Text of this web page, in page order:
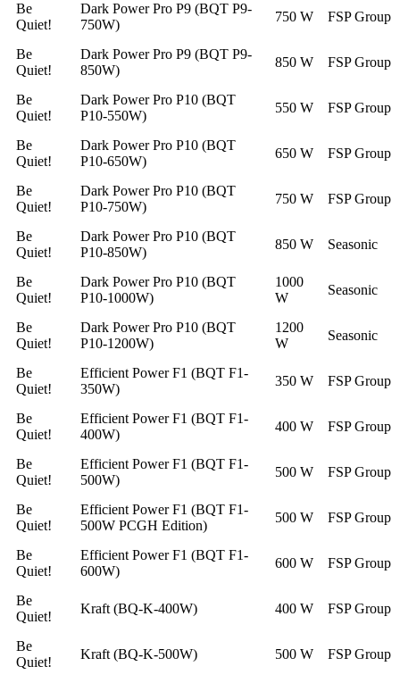
Be
Quiet!
Dark Power Pro P9 (BQT P9-
750W)
750 W FSP Group
Be
Quiet!
Dark Power Pro P9 (BQT P9-
850W)
850 W FSP Group
Be
Quiet!
Dark Power Pro P10 (BQT
P10-550W)
550 W FSP Group
Be
Quiet!
Dark Power Pro P10 (BQT
P10-650W)
650 W FSP Group
Be
Quiet!
Dark Power Pro P10 (BQT
P10-750W)
750 W FSP Group
Be
Quiet!
Dark Power Pro P10 (BQT
P10-850W)
850 W Seasonic
Be
Quiet!
Dark Power Pro P10 (BQT
P10-1000W)
1000
W
Seasonic
Be
Quiet!
Dark Power Pro P10 (BQT
P10-1200W)
1200
W
Seasonic
Be
Quiet!
Efficient Power F1 (BQT F1-
350W)
350 W FSP Group
Be
Quiet!
Efficient Power F1 (BQT F1-
400W)
400 W FSP Group
Be
Quiet!
Efficient Power F1 (BQT F1-
500W)
500 W FSP Group
Be
Quiet!
Efficient Power F1 (BQT F1-
500W PCGH Edition)
500 W FSP Group
Be
Quiet!
Efficient Power F1 (BQT F1-
600W)
600 W FSP Group
Be
Quiet!
Kraft (BQ-K-400W) 400 W FSP Group
Be
Quiet!
Kraft (BQ-K-500W) 500 W FSP Group